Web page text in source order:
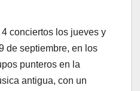
conciertos los jueves y
de septiembre, en los
punteros en la
antigua, con un